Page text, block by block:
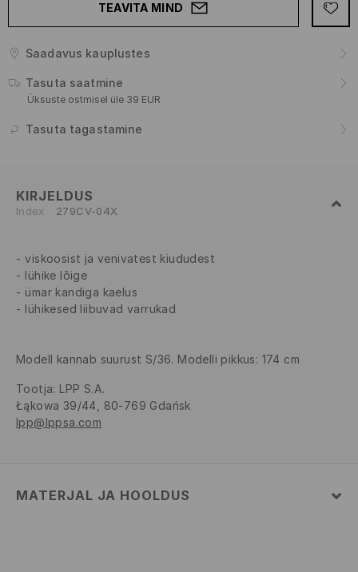
TEAVITA MIND
Saadavus kauplustes
Tasuta saatmine
Üksuste ostmisel üle 39 EUR
Tasuta tagastamine
KIRJELDUS
Index 279CV-04X
viskoosist ja venivatest kiududest
lühike lõige
ümar kandiga kaelus
lühikesed liibuvad varrukad
Modell kannab suurust S/36. Modelli pikkus: 174 cm
Tootja: LPP S.A.
Łąkowa 39/44, 80-769 Gdańsk
lpp@lppsa.com
MATERJAL JA HOOLDUS